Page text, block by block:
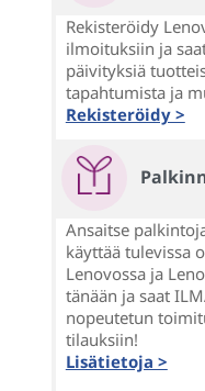
Rekisteröidy
ilmoituksiin ja
päivityksiä
tapahtumista ja
Rekisteröidy >
Ansaitse
käyttää tulevissa
Lenovossa ja
tänään ja saat
nopeutetun
tilauksiin!
Lisätietoja >